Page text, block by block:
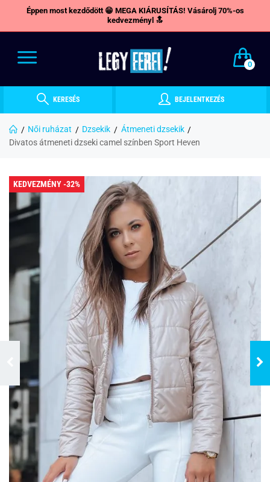
Éppen most kezdődött 😁 MEGA KIÁRUSÍTÁS! Vásárolj 70%-os
kedvezményl 🔝
0
KERESÉS BEJELENTKEZÉS
Női ruházat Dzsekik
Átmeneti dzsekik
Divatos átmeneti dzseki camel színben Sport Heven
KEDVEZMÉNY -32%